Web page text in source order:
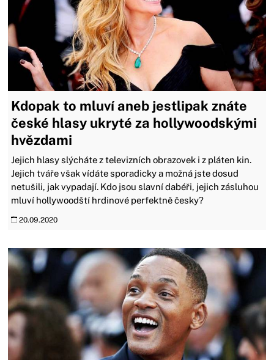
Kdopak to mluví aneb jestlipak znáte
české hlasy ukryté za hollywoodskými
hvězdami
Jejich hlasy slýcháte z televizních obrazovek i z pláten kin.
Jejich tváře však vídáte sporadicky a možná jste dosud
netušili, jak vypadají. Kdo jsou slavní dabéři, jejich zásluhou
mluví hollywoodští hrdinové perfektně česky?
20.09.2020